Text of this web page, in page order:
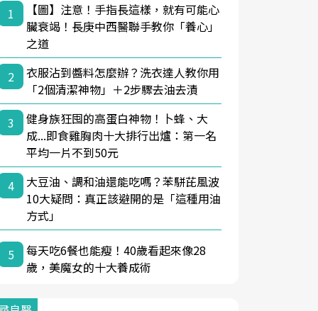
1
【圖】注意！手指長這樣，就有可能心
臟衰竭！長庚中西醫聯手教你「養心」
之道
2
衣服沾到醬料怎麼辦？洗衣達人教你用
「2個清潔神物」＋2步驟去油去漬
3
健身族狂囤的高蛋白神物！卜蜂、大
成...即食雞胸肉十大排行出爐：第一名
平均一片不到50元
4
大豆油、調和油還能吃嗎？苯駢芘風波
10大疑問：真正該避開的是「這種用油
方式」
5
每天吃6餐也能瘦！40歲看起來像28
歲，美魔女的十大養成術